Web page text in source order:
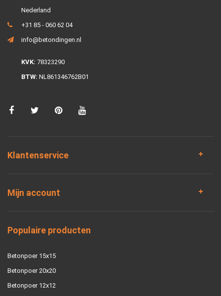
Nederland
+31 85 - 060 62 04
info@betondingen.nl
KVK: 78323290
BTW: NL861346762B01
Klantenservice
Mijn account
Populaire producten
Betonpoer 15x15
Betonpoer 20x20
Betonpoer 12x12